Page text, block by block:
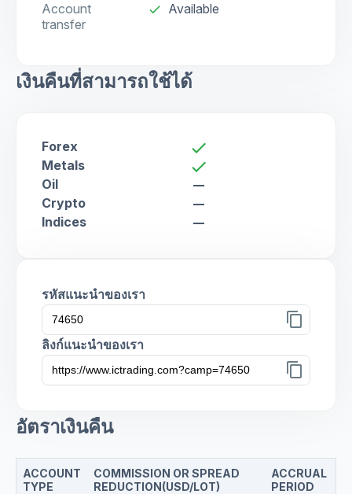
Account
transfer
check Available
เงินคืนที่สามารถใช้ได้
Forex check
Metals check
Oil remove
Crypto remove
Indices remove
รหัสแนะนำของเรา
content_copy
ลิงก์แนะนำของเรา
content_copy
อัตราเงินคืน
ACCOUNT
TYPE
COMMISSION OR SPREAD
REDUCTION(USD/LOT)
ACCRUAL
PERIOD